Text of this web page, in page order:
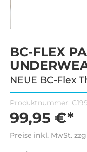
BC-FLEX
NEUE BC-Flex
Produktnummer:
99,95 €*
Preise inkl. MwSt.